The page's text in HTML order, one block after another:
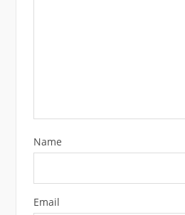
Name
Email